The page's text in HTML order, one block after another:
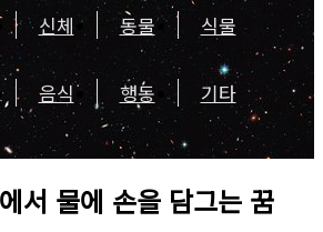
신체 동물 식물
음식 행동 기타
서 물에 손을 담그는 꿈